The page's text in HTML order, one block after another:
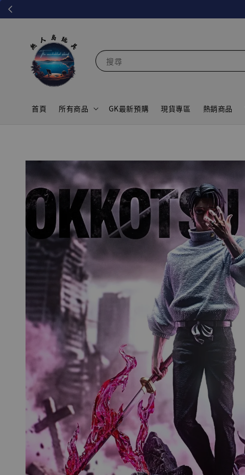
搜尋
首頁 所有商品 GK最新預購 現貨專區 熱銷商品